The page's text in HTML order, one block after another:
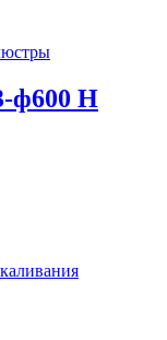
ф600 H